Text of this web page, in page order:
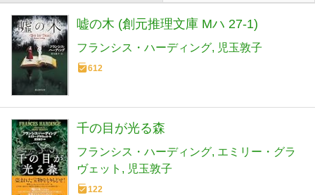
嘘の木 (創元推理文庫 Mハ 27-1)
フランシス・ハーディング 児玉敦子
612
千の目が光る森
フランシス・ハーディング エミリー・グラ
ヴェット
児玉敦子
122